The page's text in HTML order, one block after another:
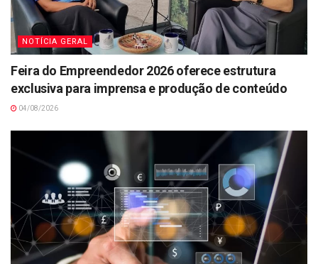
NOTÍCIA GERAL
Feira do Empreendedor 2026 oferece estrutura
exclusiva para imprensa e produção de conteúdo
04/08/2026